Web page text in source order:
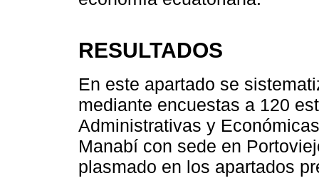
RESULTADOS
En este apartado se
mediante encuestas a 120
Administrativas y
Manabí con sede en
plasmado en los apartados